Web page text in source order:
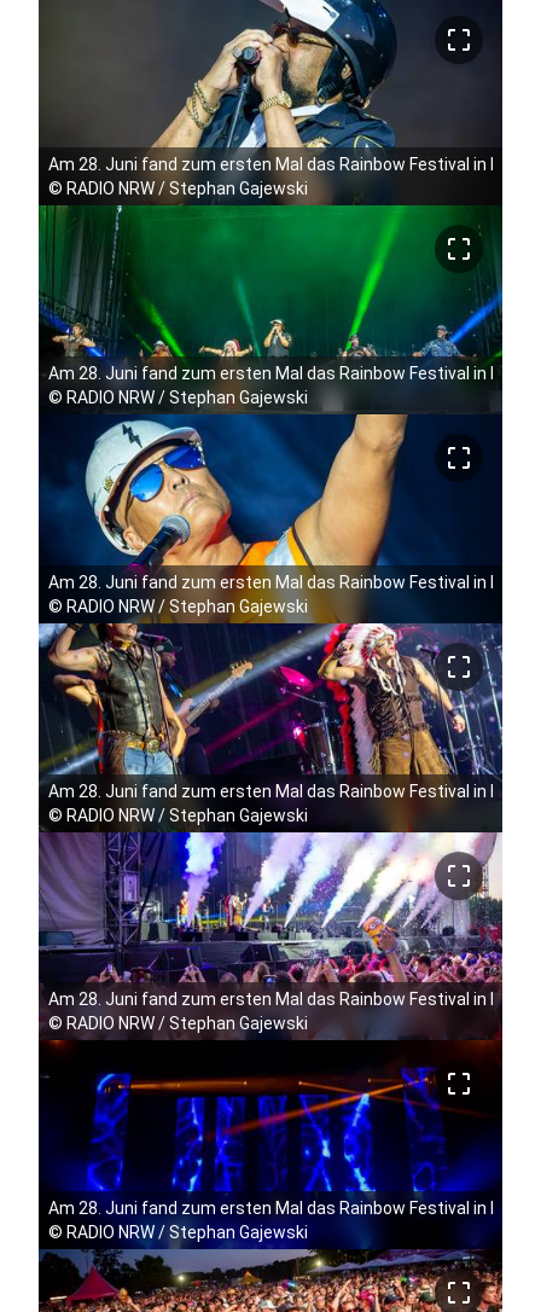
crop_free
Am 28. Juni fand zum ersten Mal das Rainbow Festival in
© RADIO NRW / Stephan Gajewski
crop_free
Am 28. Juni fand zum ersten Mal das Rainbow Festival in
© RADIO NRW / Stephan Gajewski
crop_free
Am 28. Juni fand zum ersten Mal das Rainbow Festival in
© RADIO NRW / Stephan Gajewski
crop_free
Am 28. Juni fand zum ersten Mal das Rainbow Festival in
© RADIO NRW / Stephan Gajewski
crop_free
Am 28. Juni fand zum ersten Mal das Rainbow Festival in
© RADIO NRW / Stephan Gajewski
crop_free
Am 28. Juni fand zum ersten Mal das Rainbow Festival in
© RADIO NRW / Stephan Gajewski
crop_free